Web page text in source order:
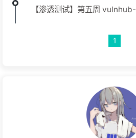
【渗透测试】第五周 vulnhub-
1